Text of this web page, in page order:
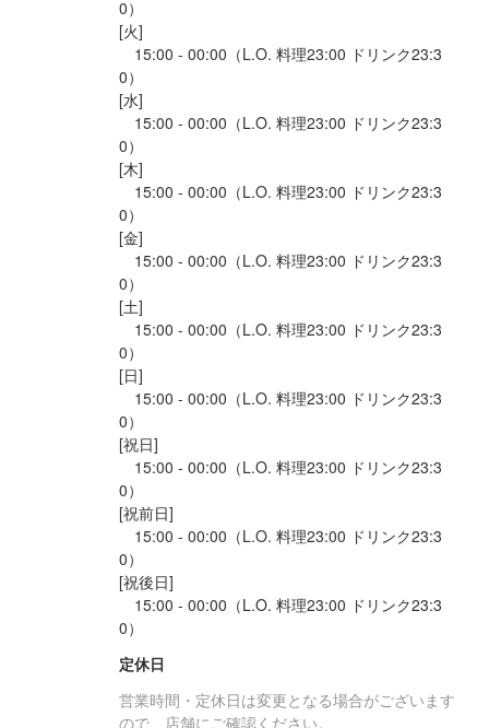
0）
[火]
15:00 - 00:00（L.O. 料理23:00 ドリンク23:3
0）
[水]
15:00 - 00:00（L.O. 料理23:00 ドリンク23:3
0）
[木]
15:00 - 00:00（L.O. 料理23:00 ドリンク23:3
0）
[金]
15:00 - 00:00（L.O. 料理23:00 ドリンク23:3
0）
[土]
15:00 - 00:00（L.O. 料理23:00 ドリンク23:3
0）
[日]
15:00 - 00:00（L.O. 料理23:00 ドリンク23:3
0）
[祝日]
15:00 - 00:00（L.O. 料理23:00 ドリンク23:3
0）
[祝前日]
15:00 - 00:00（L.O. 料理23:00 ドリンク23:3
0）
[祝後日]
15:00 - 00:00（L.O. 料理23:00 ドリンク23:3
定休日
営業時間・定休日は変更となる場合がございます
ので、店舗にご確認ください。